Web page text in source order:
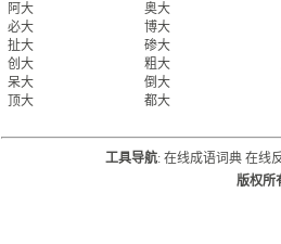
阿大 奥大
必大
博大
扯大
碜大
创大
粗大
呆大
倒大
顶大
都大
工具导航: 在线成语词典 在线
版权所